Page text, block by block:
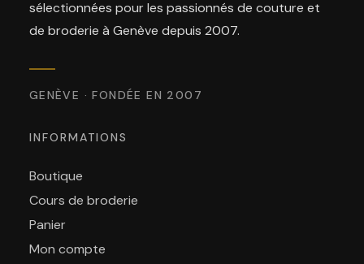
sélectionnées pour les passionnés de couture et
de broderie à Genève depuis 2007.
GENÈVE · FONDÉE EN 2007
INFORMATIONS
Boutique
Cours de broderie
Panier
Mon compte